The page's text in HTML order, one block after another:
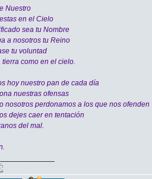
Nuestro
en el Cielo
sea tu Nombre
a nosotros tu Reino
tu voluntad
tierra como en el cielo.
hoy nuestro pan de cada día
nuestras ofensas
nosotros perdonamos a los que nos ofenden
dejes caer en tentación
del mal.